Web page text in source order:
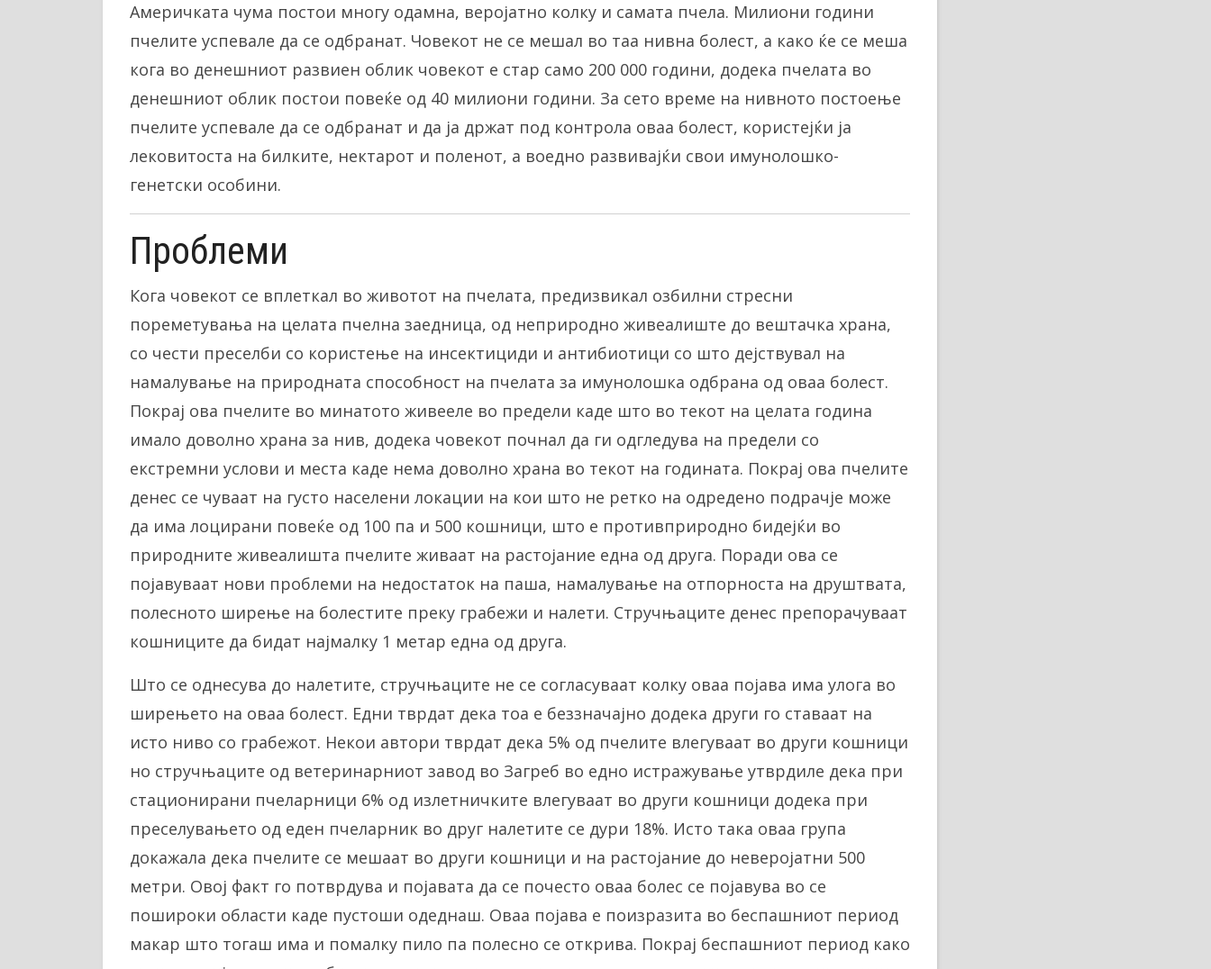
Америчката чума постои многу одамна, веројатно колку и самата пчела. Милиони години
пчелите успевале да се одбранат. Човекот не се мешал во таа нивна болест, а како ќе се меша
кога во денешниот развиен облик човекот е стар само 200 000 години, додека пчелата во
денешниот облик постои повеќе од 40 милиони години. За сето време на нивното постоење
пчелите успевале да се одбранат и да ја држат под контрола оваа болест, користејќи ја
лековитоста на билките, нектарот и поленот, а воедно развивајќи свои имунолошко-
генетски особини.
Проблеми
Кога човекот се вплеткал во животот на пчелата, предизвикал озбилни стресни
пореметувања на целата пчелна заедница, од неприродно живеалиште до вештачка храна,
со чести преселби со користење на инсектициди и антибиотици со што дејствувал на
намалување на природната способност на пчелата за имунолошка одбрана од оваа болест.
Покрај ова пчелите во минатото живееле во предели каде што во текот на целата година
имало доволно храна за нив, додека човекот почнал да ги одгледува на предели со
екстремни услови и места каде нема доволно храна во текот на годината. Покрај ова пчелите
денес се чуваат на густо населени локации на кои што не ретко на одредено подрачје може
да има лоцирани повеќе од 100 па и 500 кошници, што е противприродно бидејќи во
природните живеалишта пчелите живаат на растојание една од друга. Поради ова се
појавуваат нови проблеми на недостаток на паша, намалување на отпорноста на друштвата,
полесното ширење на болестите преку грабежи и налети. Стручњаците денес препорачуваат
кошниците да бидат најмалку 1 метар една од друга.
Што се однесува до налетите, стручњаците не се согласуваат колку оваа појава има улога во
ширењето на оваа болест. Едни тврдат дека тоа е беззначајно додека други го ставаат на
исто ниво со грабежот. Некои автори тврдат дека 5% од пчелите влегуваат во други кошници
но стручњаците од ветеринарниот завод во Загреб во едно истражување утврдиле дека при
стационирани пчеларници 6% од излетничките влегуваат во други кошници додека при
преселувањето од еден пчеларник во друг налетите се дури 18%. Исто така оваа група
докажала дека пчелите се мешаат во други кошници и на растојание до неверојатни 500
метри. Овој факт го потврдува и појавата да се почесто оваа болес се појавува во се
пошироки области каде пустоши одеднаш. Оваа појава е поизразита во беспашниот период
макар што тогаш има и помалку пило па полесно се открива. Покрај беспашниот период како